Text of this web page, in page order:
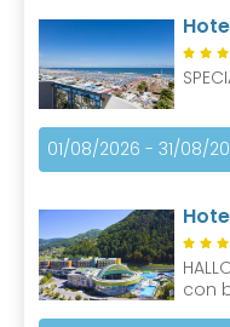
01/08/2026 - 31/08/
con